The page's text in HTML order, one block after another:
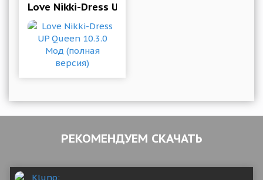
Love Nikki-Dress UP Queen 10.3.0 Мод (полная
РЕКОМЕНДУЕМ СКАЧАТЬ